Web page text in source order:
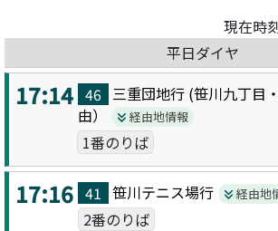
現在時
平日ダイヤ
17:14 46 三重団地行 (笹川九丁目
由）
経由地情報
1番のりば
17:16 41 笹川テニス場行 経由地
2番のりば